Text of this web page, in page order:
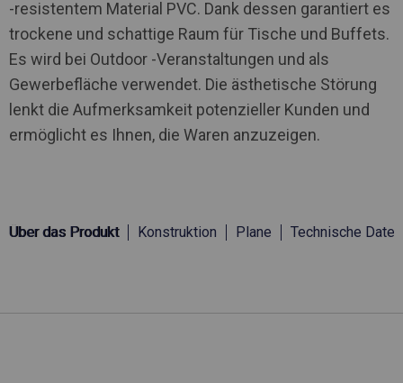
-resistentem Material PVC. Dank dessen garantiert es
trockene und schattige Raum für Tische und Buffets.
Es wird bei Outdoor -Veranstaltungen und als
Gewerbefläche verwendet. Die ästhetische Störung
lenkt die Aufmerksamkeit potenzieller Kunden und
ermöglicht es Ihnen, die Waren anzuzeigen.
Über das Produkt Konstruktion Plane Technische Daten